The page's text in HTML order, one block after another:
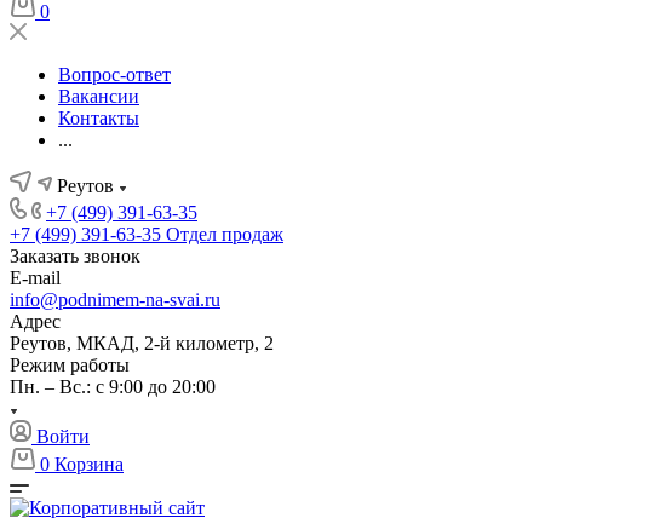
0
Вопрос-ответ
Вакансии
Контакты
...
Реутов
+7 (499) 391-63-35
+7 (499) 391-63-35 Отдел продаж
Заказать звонок
E-mail
info@podnimem-na-svai.ru
Адрес
Реутов, МКАД, 2-й километр, 2
Режим работы
Пн. – Вс.: с 9:00 до 20:00
Войти
0 Корзина